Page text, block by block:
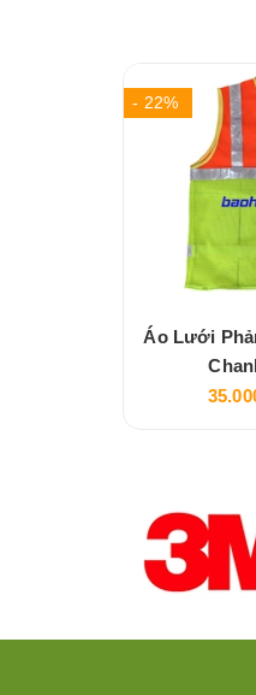
- 22%
Áo Lưới